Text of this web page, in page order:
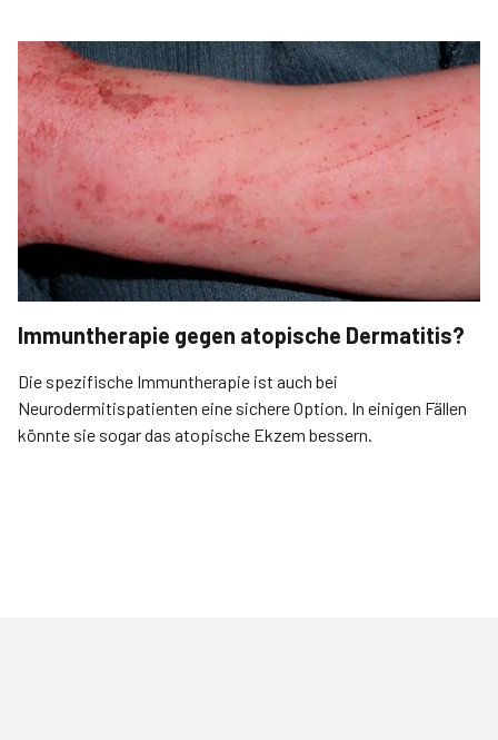
Immuntherapie gegen atopische Dermatitis?
Die spezifische Immuntherapie ist auch bei
Neurodermitispatienten eine sichere Option. In einigen Fällen
könnte sie sogar das atopische Ekzem bessern.